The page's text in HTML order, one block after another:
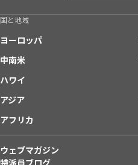
国と地域
ヨーロッパ
中南米
ハワイ
アジア
アフリカ
ウェブマガジン
特派員ブログ